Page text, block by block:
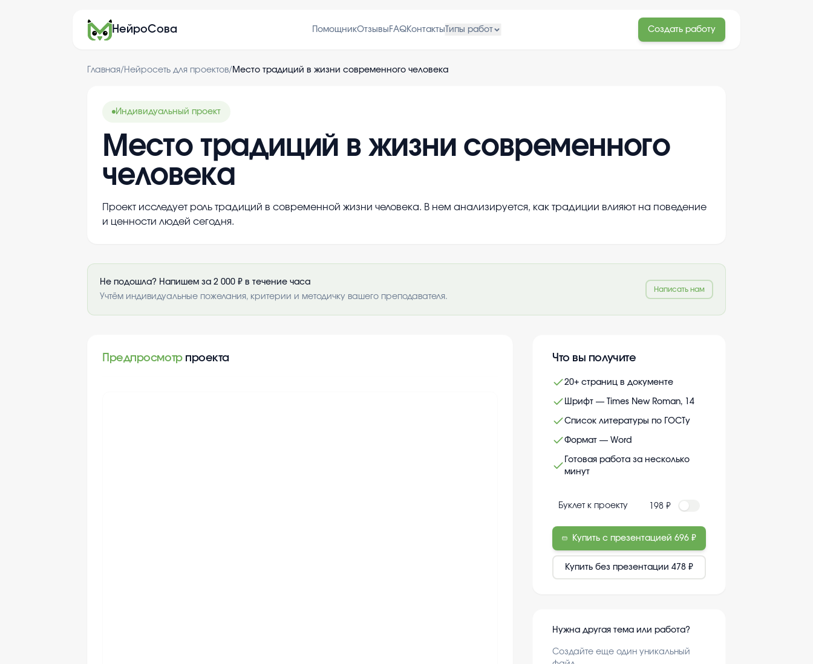
НейроСова ПомощникОтзывы FAQКонтакты Типы работ Создать работу
Главная/ Нейросеть для проектов/ Место традиций в жизни современного человека
Индивидуальный проект
Место традиций в жизни современного
человека
Проект исследует роль традиций в современной жизни человека. В нем анализируется, как традиции влияют на поведение
и ценности людей сегодня.
Не подошла? Напишем за 2 000 ₽ в течение часа
Учтём индивидуальные пожелания, критерии и методичку вашего преподавателя.
Написать нам
Предпросмотр проекта Что вы получите
20+ страниц в документе
Шрифт — Times New Roman, 14
Список литературы по ГОСТу
Формат — Word
Готовая работа за несколько
минут
Буклет к проекту 198 ₽
Купить с презентацией 696 ₽
Купить без презентации 478 ₽
Нужна другая тема или работа?
Создайте еще один уникальный